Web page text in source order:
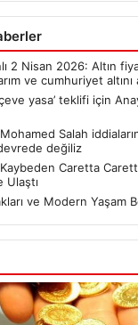
2 Nisan 2026: Altın
ve cumhuriyet altını
yasa’ teklifi için
Mohamed Salah
değiliz
Caretta
Ulaştı
ve Modern Yaşam